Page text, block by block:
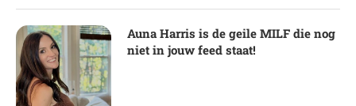
Auna Harris is de geile MILF die nog
niet in jouw feed staat!